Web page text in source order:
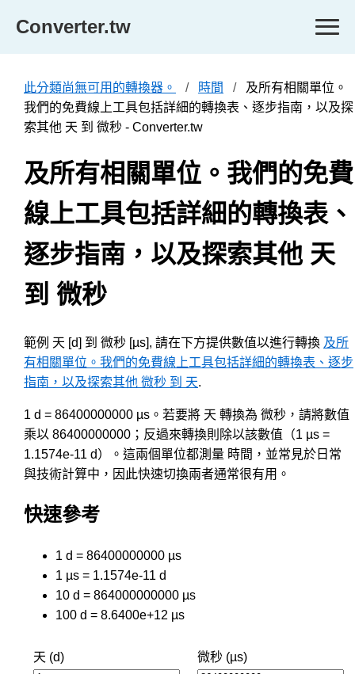
Converter.tw
此分類尚無可用的轉換器。 時間
及所有相關單位。
我們的免費線上工具包括詳細的轉換表、逐步指南，以及探
索其他 天 到 微秒 - Converter.tw
及所有相關單位。我們的免費
線上工具包括詳細的轉換表、
逐步指南，以及探索其他 天
到 微秒
範例 天 [d] 到 微秒 [µs], 請在下方提供數值以進行轉換 及所
有相關單位。我們的免費線上工具包括詳細的轉換表、逐步
指南，以及探索其他 微秒 到 天.
1 d = 86400000000 µs。若要將 天 轉換為 微秒，請將數值
乘以 86400000000；反過來轉換則除以該數值（1 µs =
1.1574e-11 d）。這兩個單位都測量 時間，並常見於日常
與技術計算中，因此快速切換兩者通常很有用。
快速參考
1 d = 86400000000 µs
1 µs = 1.1574e-11 d
10 d = 864000000000 µs
100 d = 8.6400e+12 µs
天 (d) 微秒 (µs)